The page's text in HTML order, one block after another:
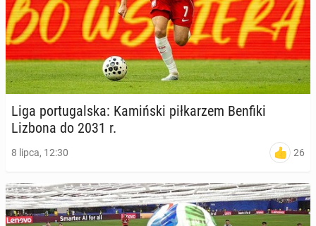
Liga por­tu­gal­ska: Ka­miń­ski pił­ka­rzem Benfiki
Lizbona do 2031 r.
8 lipca, 12:30 26